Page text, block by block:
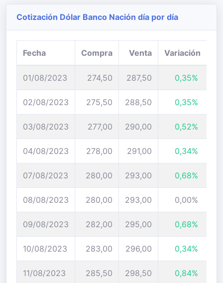
Cotización Dólar Banco Nación día por día
Fecha Compra Venta Variación
01/08/2023 274,50 287,50 0,35%
02/08/2023 275,50 288,50 0,35%
03/08/2023 277,00 290,00 0,52%
04/08/2023 278,00 291,00 0,34%
07/08/2023 280,00 293,00 0,68%
08/08/2023 280,00 293,00 0,00%
09/08/2023 282,00 295,00 0,68%
10/08/2023 283,00 296,00 0,34%
11/08/2023 285,50 298,50 0,84%